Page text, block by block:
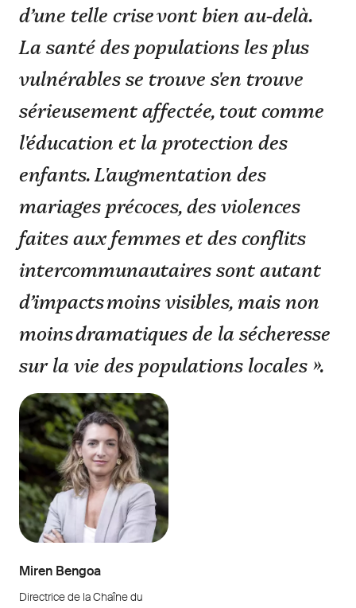
d’une telle crise vont bien au-delà.
La santé des populations les plus
vulnérables se trouve s'en trouve
sérieusement affectée, tout comme
l'éducation et la protection des
enfants. L'augmentation des
mariages précoces, des violences
faites aux femmes et des conflits
intercommunautaires sont autant
d’impacts moins visibles, mais non
moins dramatiques de la sécheresse
sur la vie des populations locales ».
Miren Bengoa
Directrice de la Chaîne du